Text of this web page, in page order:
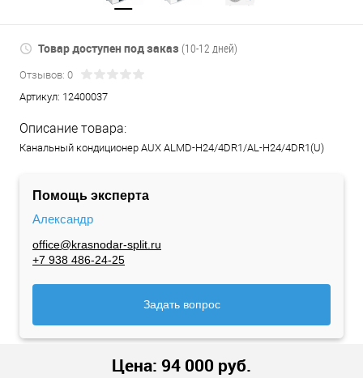
Товар доступен под заказ (10-12 дней)
Отзывов: 0
Артикул: 12400037
Описание товара:
Канальный кондиционер AUX ALMD-H24/4DR1/AL-H24/4DR1(U)
Помощь эксперта
Александр
office@krasnodar-split.ru
+7 938 486-24-25
Задать вопрос
Цена: 94 000 руб.